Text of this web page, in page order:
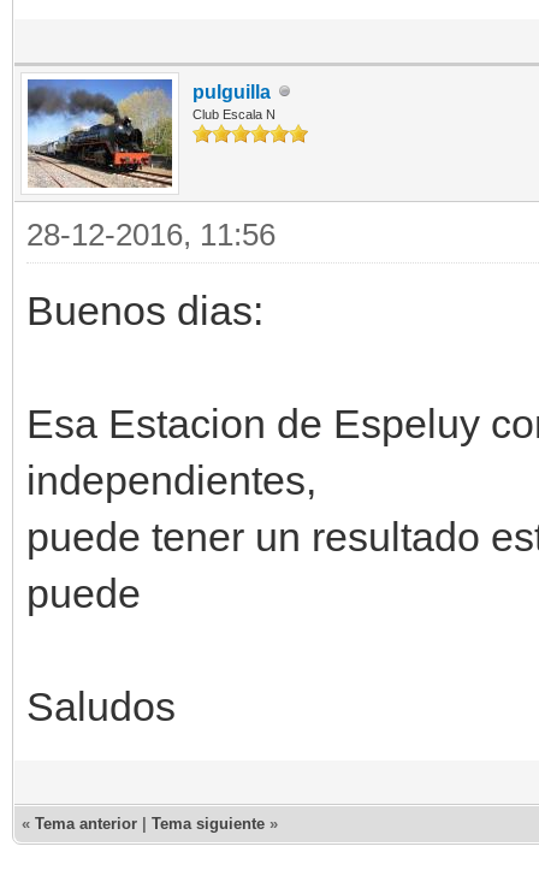
pulguilla
Club Escala N
28-12-2016, 11:56
Buenos dias:
Esa Estacion de Espeluy
independientes,
puede tener un resultado
puede
Saludos
« Tema anterior | Tema siguiente »